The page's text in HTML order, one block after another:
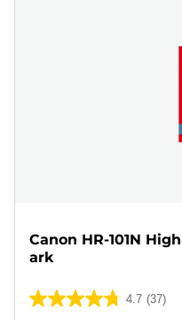
Canon HR-101N
ark
4.7 (37)
4.7